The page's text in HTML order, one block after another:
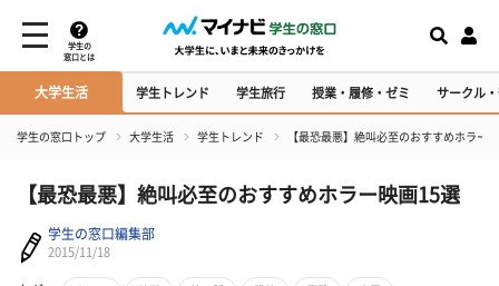
学生の
窓口とは
大学生活 学生トレンド 学生旅行 授業・履修・ゼミ サークル
学生の窓口トップ 大学生活 学生トレンド 【最恐最悪】絶叫必至のおすすめホラー
【最恐最悪】絶叫必至のおすすめホラー映画15選
学生の窓口編集部
2015/11/18